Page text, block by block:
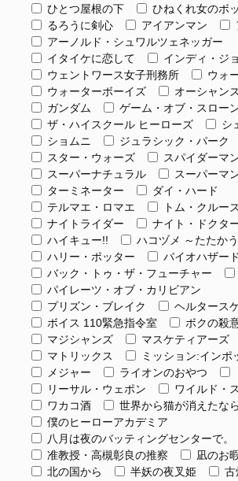
ひとつ屋根の下
ひねくれ女のボ
るろうに剣心
アイアンマン
アーノルド・シュワルツェネッガー
イタイケに恋して
インディ・ジ
ウェントワース女子刑務所
ウォ
ウォーターボーイズ
オーシャン
ガンダム
ゲーム・オブ・スロー
ザ・ハイスクール ヒーローズ
シ
ショムニ
ジュラシック・パーク
スター・ウォーズ
スパイダーマ
スーパーナチュラル
スーパーマ
ターミネーター
ダイ・ハード
テルマエ・ロマエ
トム・クルー
ナイトライダー
ナイト・ドクタ
ハイキュー!!
ハコヅメ ～たたか
ハリー・ポッター
バイオハザード
バック・トゥ・ザ・フューチャー
パイレーツ・オブ・カリビアン
プリズン・ブレイク
ヘルタース
ボイス 110緊急指令室
ボクの殺
マジシャンズ
マスケティアーズ
マトリックス
ミッション:インポ
メジャー
ライオンのおやつ
リーサル・ウェポン
ワイルド・
ワカコ酒
世界から猫が消えたなら
僕のヒーローアカデミア
八月は夜のバッティングセンターで。
准教授・高槻彰良の推察
凪のお
北の国から
半妖の夜叉姫
古